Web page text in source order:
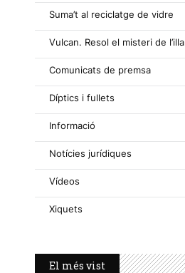
Suma’t al reciclatge de vidre
Vulcan. Resol el misteri de l’illa
Comunicats de premsa
Díptics i fullets
Informació
Notícies jurídiques
Vídeos
Xiquets
El més vist